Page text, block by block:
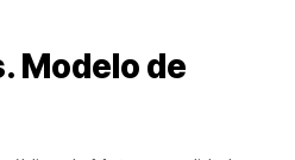
Modelo de